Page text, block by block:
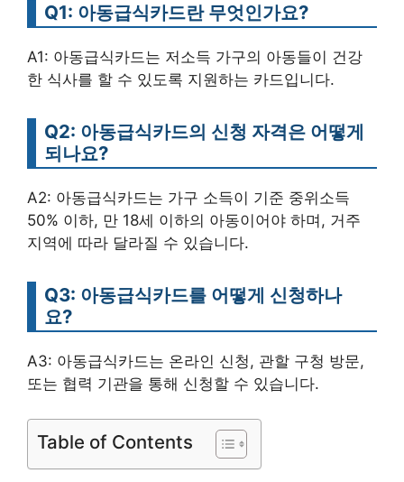
Q1: 아동급식카드란 무엇인가요?
A1: 아동급식카드는 저소득 가구의 아동들이 건강
한 식사를 할 수 있도록 지원하는 카드입니다.
Q2: 아동급식카드의 신청 자격은 어떻게
되나요?
A2: 아동급식카드는 가구 소득이 기준 중위소득
50% 이하, 만 18세 이하의 아동이어야 하며, 거주
지역에 따라 달라질 수 있습니다.
Q3: 아동급식카드를 어떻게 신청하나
요?
A3: 아동급식카드는 온라인 신청, 관할 구청 방문,
또는 협력 기관을 통해 신청할 수 있습니다.
Table of Contents